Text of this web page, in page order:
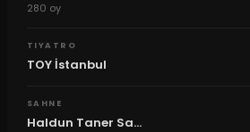
280 oy
TIYATRO
TOY İstanbul
SAHNE
Haldun Taner Sa...